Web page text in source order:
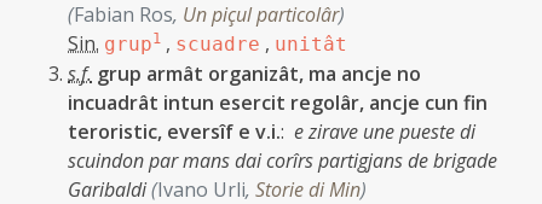
(Fabian Ros, Un piçul particolâr)
Sin. grup1 , scuadre , unitât
s.f. grup armât organizât, ma ancje no
incuadrât intun esercit regolâr, ancje cun fin
teroristic, eversîf e v.i.: e zirave une pueste di
scuindon par mans dai corîrs partigjans de brigade
Garibaldi(Ivano Urli, Storie di Min)